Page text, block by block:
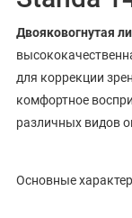
Двояковогнутая
для коррекции
комфортное
различных видов
Основные